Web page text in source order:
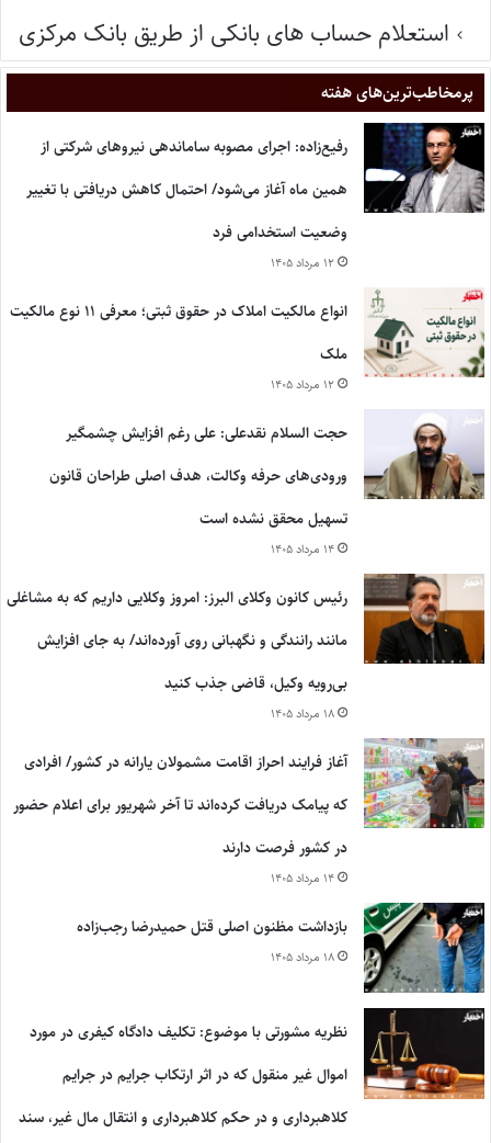
استعلام حساب های بانکی از طریق بانک مرکزی
پر‌مخاطب‌ترین‌های هفته
رفیع‌زاده: اجرای مصوبه ساماندهی نیروهای شرکتی از
همین ماه آغاز می‌شود/ احتمال کاهش دریافتی با تغییر
وضعیت استخدامی فرد
۱۲ مرداد ۱۴۰۵
انواع مالکیت املاک در حقوق ثبتی؛ معرفی ۱۱ نوع مالکیت
ملک
۱۲ مرداد ۱۴۰۵
حجت السلام نقدعلی: علی رغم افزایش چشمگیر
ورودی‌های حرفه وکالت، هدف اصلی طراحان قانون
تسهیل محقق نشده است
۱۴ مرداد ۱۴۰۵
رئیس کانون وکلای البرز: امروز وکلایی داریم که به مشاغلی
مانند رانندگی و نگهبانی روی آورده‌اند/ به جای افزایش
بی‌رویه وکیل، قاضی جذب کنید
۱۸ مرداد ۱۴۰۵
آغاز فرایند احراز اقامت مشمولان یارانه در کشور/ افرادی
که پیامک دریافت کرده‌اند تا آخر شهریور برای اعلام حضور
در کشور فرصت دارند
۱۴ مرداد ۱۴۰۵
بازداشت مظنون اصلی قتل حمیدرضا رجب‌زاده
۱۸ مرداد ۱۴۰۵
نظریه مشورتی با موضوع: تکلیف دادگاه کیفری در مورد
اموال غیر منقول که در اثر ارتکاب جرایم در جرایم
کلاهبرداری و در حکم کلاهبرداری و انتقال مال غیر، سند